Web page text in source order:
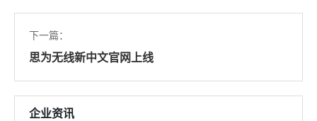
下一篇：
思为无线新中文官网上线
企业资讯